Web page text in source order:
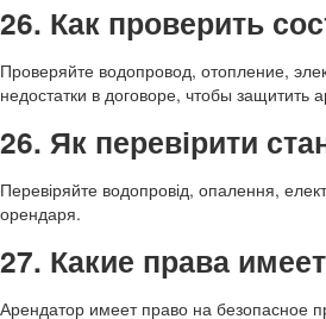
26. Как проверить
Проверяйте водопровод, отопление,
недостатки в договоре, чтобы
26. Як перевірити
Перевіряйте водопровід, опалення,
орендаря.
27. Какие права
Арендатор имеет право на безопасное